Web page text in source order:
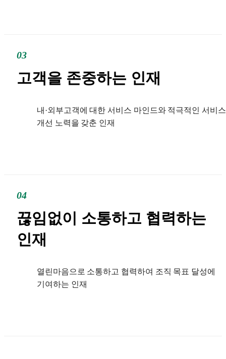
03
고객을 존중하는 인재
내·외부고객에 대한 서비스 마인드와 적극적인 서비스
개선 노력을 갖춘 인재
04
끊임없이 소통하고 협력하는
인재
열린마음으로 소통하고 협력하여 조직 목표 달성에
기여하는 인재